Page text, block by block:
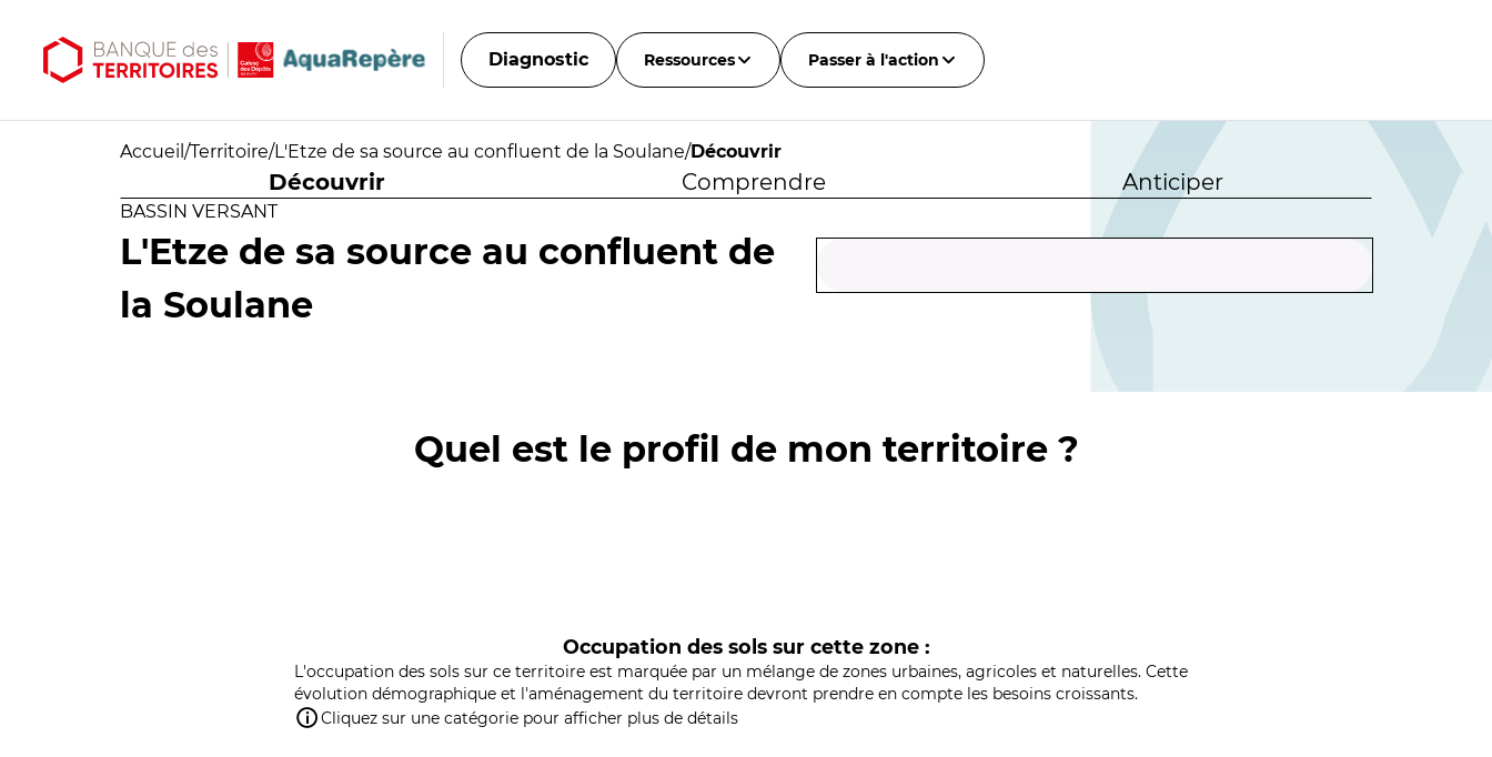
Diagnostic Ressources Passer à l'action
Accueil /Territoire/L'Etze de sa source au confluent de la Soulane/Découvrir
Découvrir Comprendre Anticiper
BASSIN VERSANT
L'Etze de sa source au confluent de
la Soulane
Quel est le profil de mon territoire ?
Occupation des sols sur cette zone :
L'occupation des sols sur ce territoire est marquée par un mélange de zones urbaines, agricoles et naturelles. Cette
évolution démographique et l'aménagement du territoire devront prendre en compte les besoins croissants.
Cliquez sur une catégorie pour afficher plus de détails